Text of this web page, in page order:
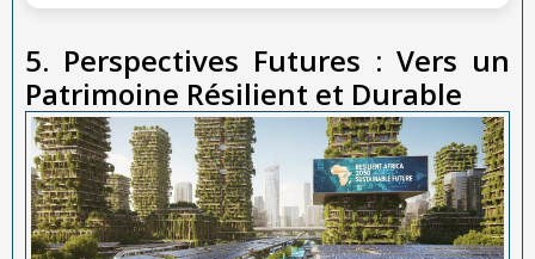
5. Perspectives Futures : Vers un
Patrimoine Résilient et Durable